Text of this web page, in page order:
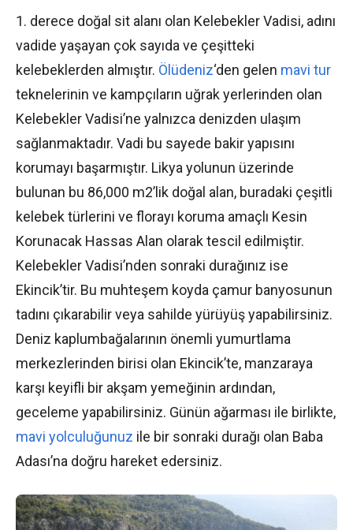
1. derece doğal sit alanı olan Kelebekler Vadisi, adını
vadide yaşayan çok sayıda ve çeşitteki
kelebeklerden almıştır. Ölüdeniz‘den gelen mavi tur
teknelerinin ve kampçıların uğrak yerlerinden olan
Kelebekler Vadisi’ne yalnızca denizden ulaşım
sağlanmaktadır. Vadi bu sayede bakir yapısını
korumayı başarmıştır. Likya yolunun üzerinde
bulunan bu 86,000 m2’lik doğal alan, buradaki çeşitli
kelebek türlerini ve florayı koruma amaçlı Kesin
Korunacak Hassas Alan olarak tescil edilmiştir.
Kelebekler Vadisi’nden sonraki durağınız ise
Ekincik’tir. Bu muhteşem koyda çamur banyosunun
tadını çıkarabilir veya sahilde yürüyüş yapabilirsiniz.
Deniz kaplumbağalarının önemli yumurtlama
merkezlerinden birisi olan Ekincik’te, manzaraya
karşı keyifli bir akşam yemeğinin ardından,
geceleme yapabilirsiniz. Günün ağarması ile birlikte,
mavi yolculuğunuz ile bir sonraki durağı olan Baba
Adası’na doğru hareket edersiniz.